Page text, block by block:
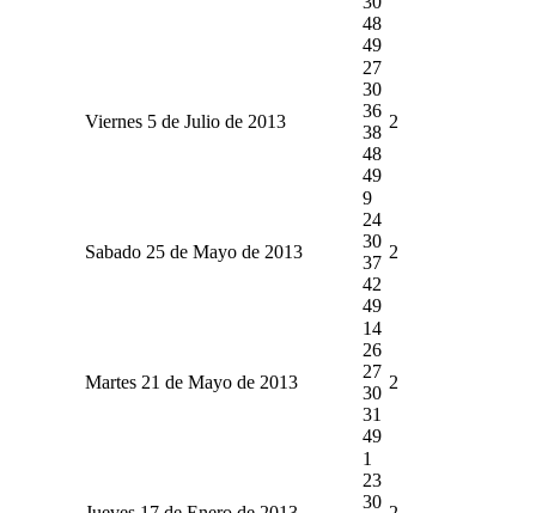
48
49
Viernes 5 de Julio de 2013
27
30
36
38
48
49
2
Sabado 25 de Mayo de 2013
9
24
30
37
42
49
2
Martes 21 de Mayo de 2013
14
26
27
30
31
49
2
1
23
30